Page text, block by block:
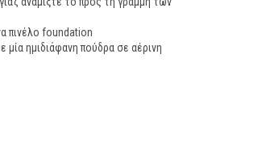
πινέλο foundation
μία ημιδιάφανη πούδρα σε αέρινη